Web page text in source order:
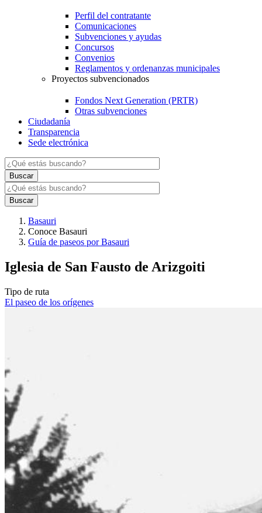
Perfil del contratante
Comunicaciones
Subvenciones y ayudas
Concursos
Convenios
Reglamentos y ordenanzas municipales
Proyectos subvencionados
Fondos Next Generation (PRTR)
Otras subvenciones
Ciudadanía
Transparencia
Sede electrónica
Basauri
Conoce Basauri
Guía de paseos por Basauri
Iglesia de San Fausto de Arizgoiti
Tipo de ruta
El paseo de los orígenes